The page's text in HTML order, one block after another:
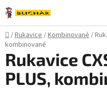
Prejsť
na
obsah
Domov
/Rukavice/Kombinované/
kombinované
Rukavice
PLUS,